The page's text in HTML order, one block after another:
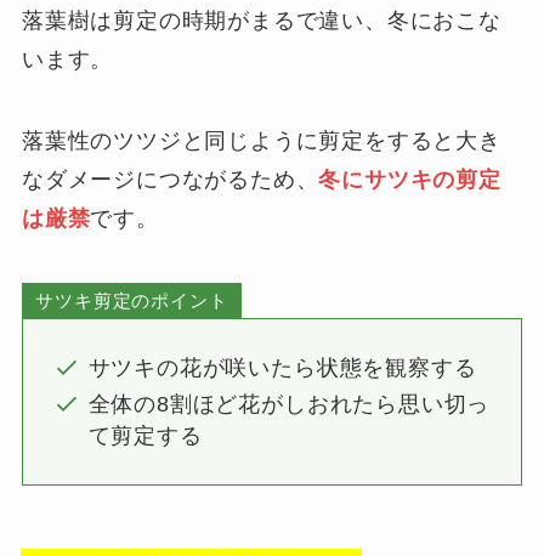
落葉樹は剪定の時期がまるで違い、冬におこな
います。
落葉性のツツジと同じように剪定をすると大き
なダメージにつながるため、冬にサツキの剪定
は厳禁です。
サツキ剪定のポイント
サツキの花が咲いたら状態を観察する
全体の8割ほど花がしおれたら思い切っ
て剪定する